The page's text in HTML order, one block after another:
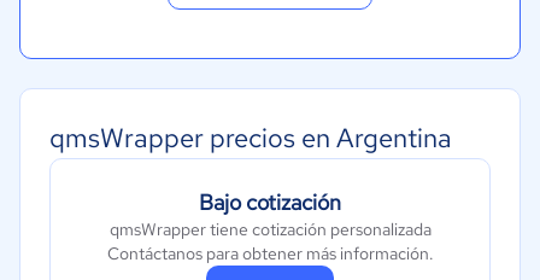
qmsWrapper precios en Argentina
Bajo cotización
qmsWrapper tiene cotización personalizada
Contáctanos para obtener más información.